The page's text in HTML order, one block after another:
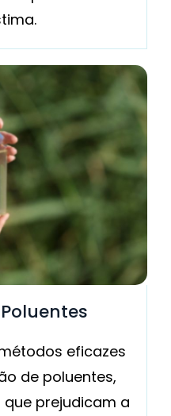
eficazes
de poluentes,
prejudicam a